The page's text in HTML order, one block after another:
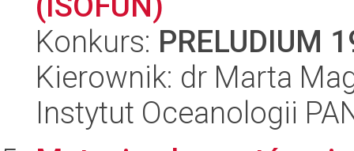
Konkurs: PRELUDIUM
Kierownik: dr Marta
Instytut Oceanologii